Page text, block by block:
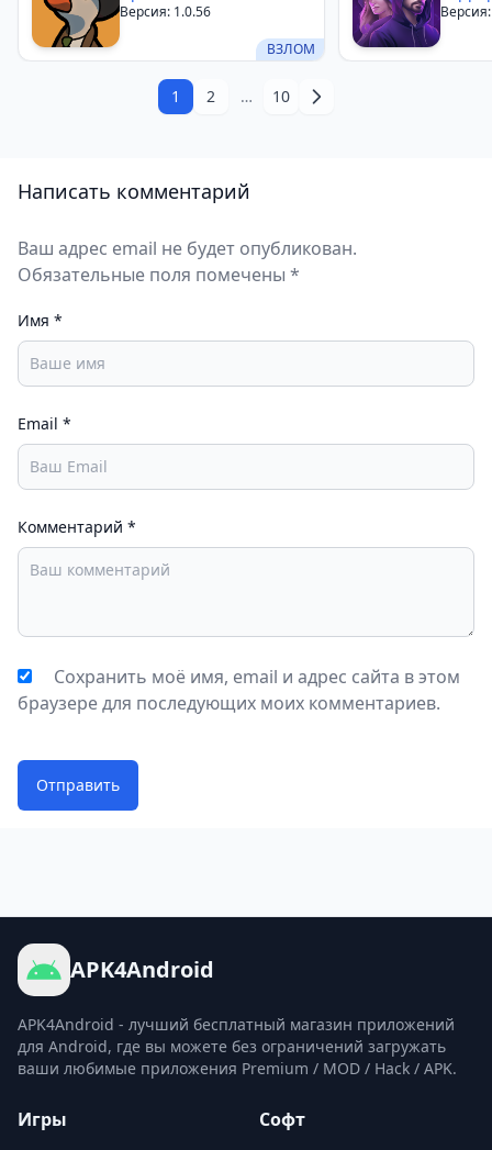
ВЗЛОМ
Версия: 1.0.56
1 2 … 10
Написать комментарий
Ваш адрес email не будет опубликован.
Обязательные поля помечены *
Имя *
Email *
Комментарий *
Сохранить моё имя, email и адрес сайта в этом
браузере для последующих моих комментариев.
Отправить
APK4Android
APK4Android - лучший бесплатный магазин приложений
для Android, где вы можете без ограничений загружать
ваши любимые приложения Premium / MOD / Hack / APK.
Игры Софт